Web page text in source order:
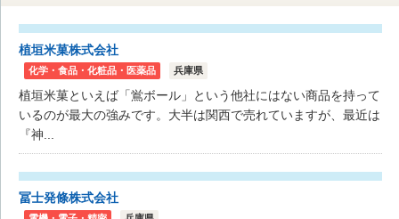
植垣米菓株式会社
化学・食品・化粧品・医薬品 兵庫県
植垣米菓といえば「鴬ボール」という他社にはない商品を持って
いるのが最大の強みです。大半は関西で売れていますが、最近は
『神...
冨士発條株式会社